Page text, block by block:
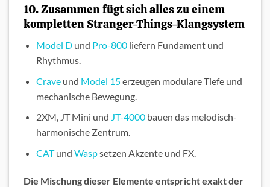
10. Zusammen fügt sich alles zu einem
kompletten Stranger-Things-Klangsystem
Model Dund Pro-800liefern Fundament und
Rhythmus.
Craveund Model 15erzeugen modulare Tiefe und
mechanische Bewegung.
2XM, JT Mini und JT-4000bauen das melodisch-
harmonische Zentrum.
CATund Waspsetzen Akzente und FX.
Die Mischung dieser Elemente entspricht exakt der